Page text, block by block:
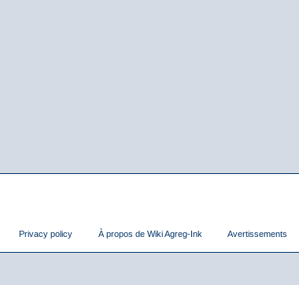
Privacy policy À propos de Wiki Agreg-Ink Avertissements